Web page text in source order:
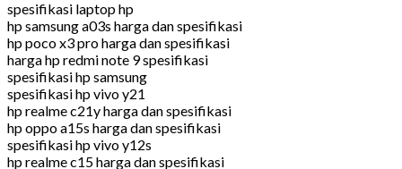
spesifikasi laptop hp
hp samsung a03s harga dan spesifikasi
hp poco x3 pro harga dan spesifikasi
harga hp redmi note 9 spesifikasi
spesifikasi hp samsung
spesifikasi hp vivo y21
hp realme c21y harga dan spesifikasi
hp oppo a15s harga dan spesifikasi
spesifikasi hp vivo y12s
hp realme c15 harga dan spesifikasi